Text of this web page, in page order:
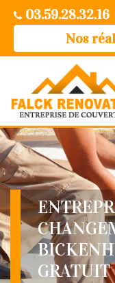
03.59.28.32.16
Nos
GRATUIT